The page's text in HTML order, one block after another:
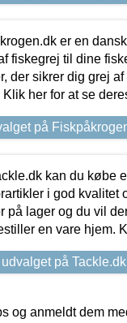
er en
fiskegrej til dine
der sikrer dig grej
Klik her for at se
på
kan du købe
i god kvalitet
på lager og du vil
en vare hjem.
på Tackle.dk
anmeldt dem